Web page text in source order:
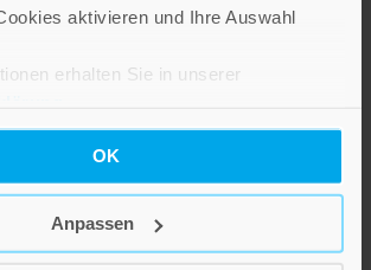
aktivieren und Ihre Auswahl
erhalten Sie in unserer
OK
Anpassen